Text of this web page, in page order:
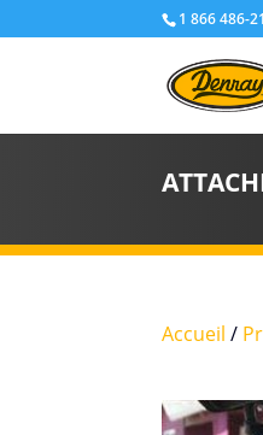
1 866 486-
Accueil /